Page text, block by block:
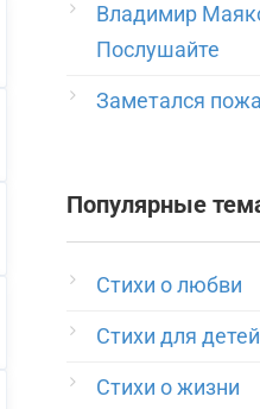
Владимир
Послушайте
Заметался
Популярные
Стихи о любви
Стихи для детей
Стихи о жизни